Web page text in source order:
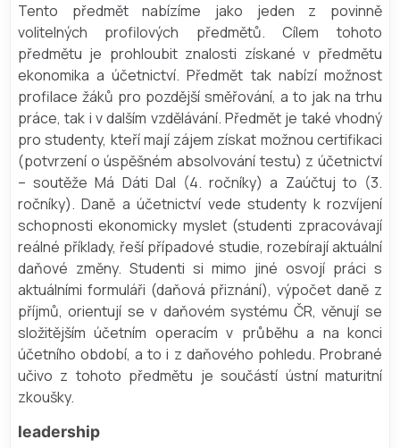
Tento předmět nabízíme jako jeden z povinně
volitelných profilových předmětů. Cílem tohoto
předmětu je prohloubit znalosti získané v předmětu
ekonomika a účetnictví. Předmět tak nabízí možnost
profilace žáků pro pozdější směřování, a to jak na trhu
práce, tak i v dalším vzdělávání. Předmět je také vhodný
pro studenty, kteří mají zájem získat možnou certifikaci
(potvrzení o úspěšném absolvování testu) z účetnictví
– soutěže Má Dáti Dal (4. ročníky) a Zaúčtuj to (3.
ročníky). Daně a účetnictví vede studenty k rozvíjení
schopnosti ekonomicky myslet (studenti zpracovávají
reálné příklady, řeší případové studie, rozebírají aktuální
daňové změny. Studenti si mimo jiné osvojí práci s
aktuálními formuláři (daňová přiznání), výpočet daně z
příjmů, orientují se v daňovém systému ČR, věnují se
složitějším účetním operacím v průběhu a na konci
účetního období, a to i z daňového pohledu. Probrané
učivo z tohoto předmětu je součástí ústní maturitní
zkoušky.
leadership